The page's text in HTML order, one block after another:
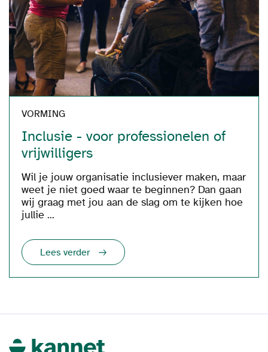
VORMING
Inclusie - voor professionelen of
vrijwilligers
Wil je jouw organisatie inclusiever maken, maar
weet je niet goed waar te beginnen? Dan gaan
wij graag met jou aan de slag om te kijken hoe
jullie ...
Lees verder